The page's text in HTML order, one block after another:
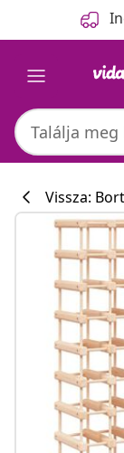
Vissza: